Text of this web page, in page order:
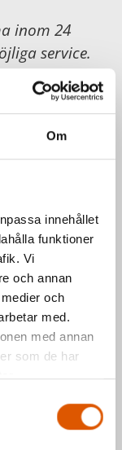
Om
innehållet
funktioner
Vi
och annan
och
med.
med annan
som de har
inom 24
service.
säljare?
direkt, så
035-